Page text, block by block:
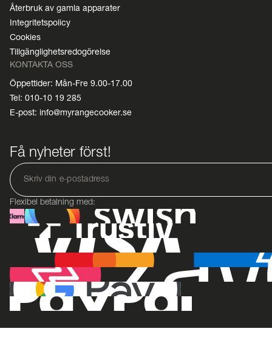
Återbruk av gamla apparater
Integritetspolicy
Cookies
Tillgänglighetsredogörelse
KONTAKTA OSS
Öppettider: Mån-Fre 9.00-17.00
Tel: 010-10 19 285
E-post: info@myrangecooker.se
Få nyheter först!
Flexibel betalning med: